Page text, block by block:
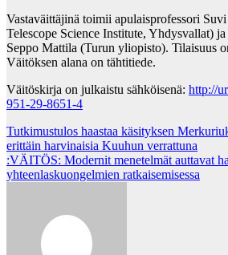
Vastaväittäjinä toimii apulaisprofessori
Telescope Science Institute, Yhdysvallat)
Seppo Mattila (Turun yliopisto). Tilaisuus
Väitöksen alana on tähtitiede.
Väitöskirja on julkaistu sähköisenä: http://
951-29-8651-4
Post
navigation
Tutkimustulos haastaa käsityksen
erittäin harvinaisia Kuuhun verrattuna
:VÄITÖS: Modernit menetelmät auttavat
yhteenlaskuongelmien ratkaisemisessa